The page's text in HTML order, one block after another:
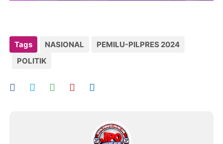
Tags NASIONAL
PEMILU-PILPRES 2024
POLITIK